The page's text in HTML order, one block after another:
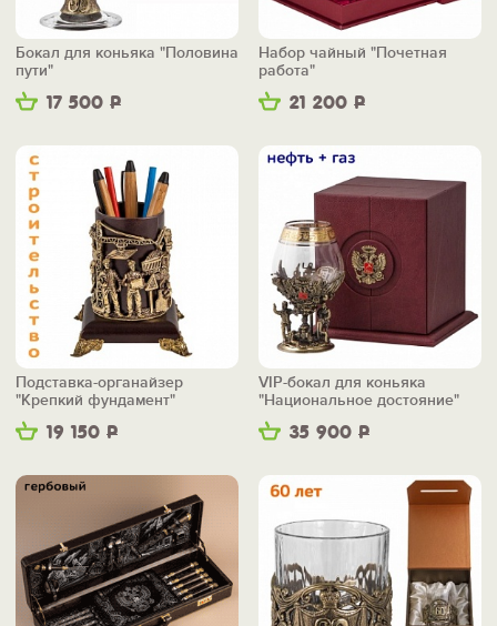
17 500 Р
Бокал для коньяка "Половина
пути"
21 200 Р
Набор чайный "Почетная
работа"
19 150 Р
Подставка-органайзер
"Крепкий фундамент"
35 900 Р
VIP-бокал для коньяка
"Национальное достояние"